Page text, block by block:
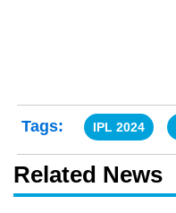
Tags: IPL 2024
Related News